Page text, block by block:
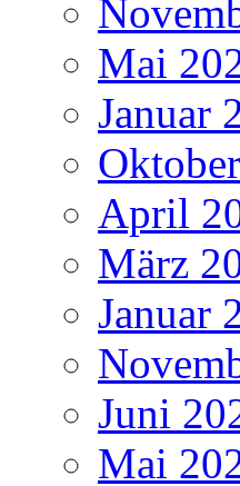
Mai
Januar
April
März
Januar
Juni
Mai